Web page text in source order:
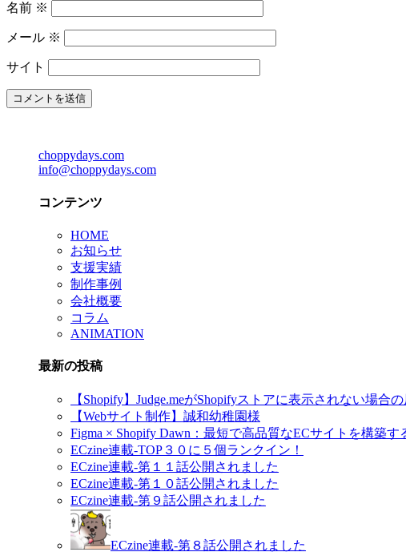
名前 ※
メール ※
サイト
choppydays.com
info@choppydays.com
コンテンツ
HOME
お知らせ
支援実績
制作事例
会社概要
コラム
ANIMATION
最新の投稿
【Shopify】Judge.meがShopifyストアに表示されない場合
【Webサイト制作】誠和幼稚園様
Figma × Shopify Dawn：最短で高品質なECサイトを構築す
ECzine連載-TOP３０に５個ランクイン！
ECzine連載-第１１話公開されました
ECzine連載-第１０話公開されました
ECzine連載-第９話公開されました
ECzine連載-第８話公開されました